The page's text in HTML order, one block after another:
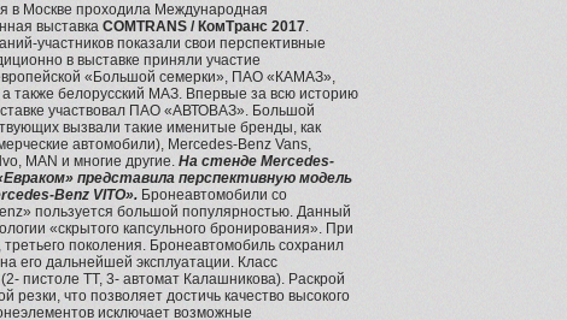
в Москве проходила Международная
выставка COMTRANS / КомТранс 2017.
участников показали свои перспективные
в выставке приняли участие
«Большой семерки», ПАО «КАМАЗ»,
а также белорусский МАЗ. Впервые за всю историю
участвовал ПАО «АВТОВАЗ». Большой
вызвали такие именитые бренды, как
автомобили), Mercedes-Benz Vans,
MAN и многие другие. На стенде Mercedes-
представила перспективную модель
Benz VITO». Бронеавтомобили со
пользуется большой популярностью. Данный
«скрытого капсульного бронирования». При
поколения. Бронеавтомобиль сохранил
его дальнейшей эксплуатации. Класс
пистоле ТТ, 3- автомат Калашникова). Раскрой
что позволяет достичь качество высокого
исключает возможные